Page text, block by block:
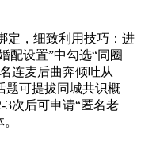
，细致利用技巧：进
配设置”中勾选“同圈
连麦后曲奔倾吐从
题可提拔同城共识概
次后可申请“匿名老